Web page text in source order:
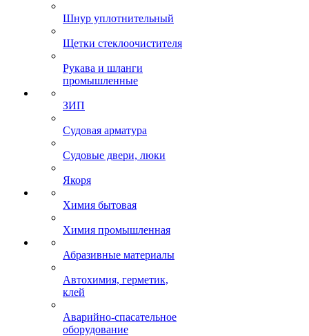
Шнур уплотнительный
Щетки стеклоочистителя
Рукава и шланги
промышленные
ЗИП
Судовая арматура
Судовые двери, люки
Якоря
Химия бытовая
Химия промышленная
Абразивные материалы
Автохимия, герметик,
клей
Аварийно-спасательное
оборудование